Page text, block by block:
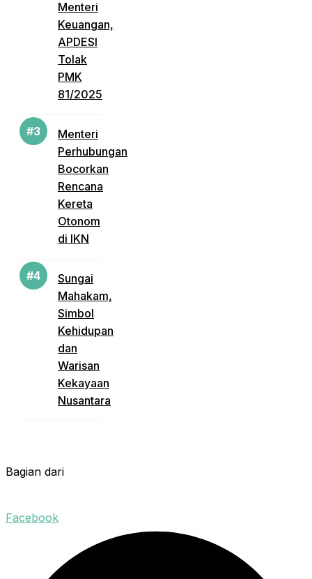
Menteri
Keuangan,
APDESI
Tolak
PMK
81/2025
Menteri
Perhubungan
Bocorkan
Rencana
Kereta
Otonom
di IKN
Sungai
Mahakam,
Simbol
Kehidupan
dan
Warisan
Kekayaan
Nusantara
Bagian dari
Facebook